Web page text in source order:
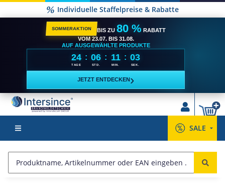
Individuelle Staffelpreise & Rabatte
SOMMERAKTION BIS ZU 80 % RABATT
VOM 23.07. BIS 31.08.
AUF AUSGEWÄHLTE PRODUKTE
24
TAGE
: 06
STD.
: 11
MIN.
: 02
SEK.
JETZT ENTDECKEN ›
SALE